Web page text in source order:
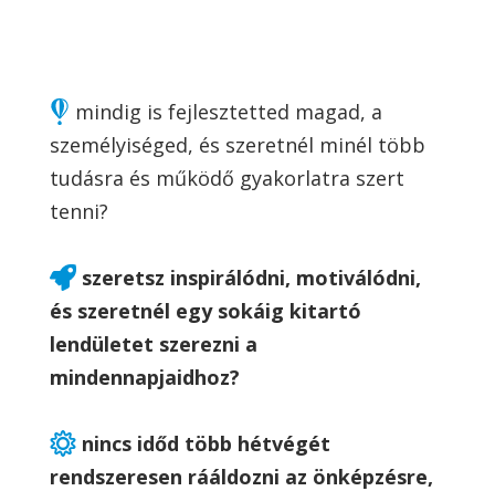
mindig is fejlesztetted magad, a
személyiséged, és szeretnél minél több
tudásra és működő gyakorlatra szert
tenni?
szeretsz inspirálódni, motiválódni,
és szeretnél egy sokáig kitartó
lendületet szerezni a
mindennapjaidhoz?
nincs időd több hétvégét
rendszeresen rááldozni az önképzésre,